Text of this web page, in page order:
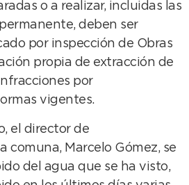
o a realizar, incluidas las
deben ser
por inspección de Obras
propia de extracción de
por
vigentes.
el director de
comuna, Marcelo Gómez, se
del agua que se ha visto,